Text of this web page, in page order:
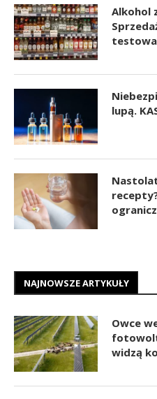
Alkohol
lupą.
NAJNOWSZE ARTYKUŁY
Owce
widzą